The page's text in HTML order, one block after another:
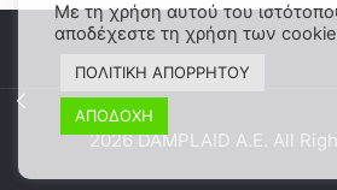
2026 DAMPLAID Α.Ε. All
Με τη χρήση αυτού του
αποδέχεστε τη χρήση των
ΠΟΛΙΤΙΚΗ ΑΠΟΡΡΗΤΟΥ
ΑΠΟΔΟΧΗ